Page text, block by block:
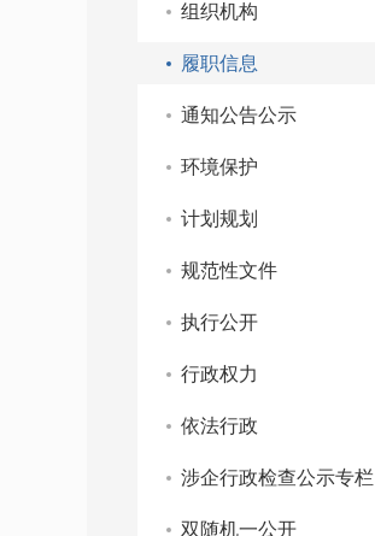
组织机构
履职信息
通知公告公示
环境保护
计划规划
规范性文件
执行公开
行政权力
依法行政
涉企行政检查公示专栏
双随机一公开